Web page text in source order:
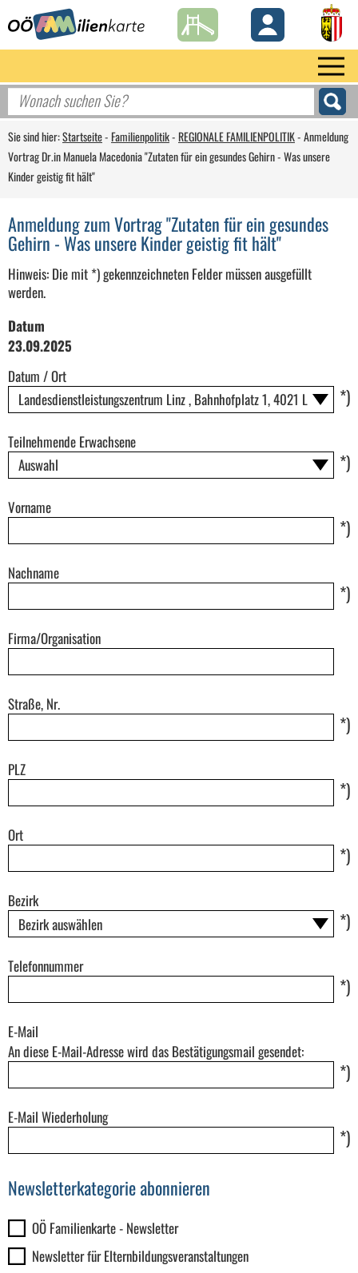
Sie sind hier:Startseite-Familienpolitik-REGIONALE FAMILIENPOLITIK-Anmeldung
Vortrag Dr.in Manuela Macedonia "Zutaten für ein gesundes Gehirn - Was unsere
Kinder geistig fit hält"
Anmeldung zum Vortrag "Zutaten für ein gesundes
Gehirn - Was unsere Kinder geistig fit hält"
Hinweis: Die mit *) gekennzeichneten Felder müssen ausgefüllt
werden.
Datum
23.09.2025
Datum / Ort
*)
Teilnehmende Erwachsene
*)
Vorname
*)
Nachname
*)
Firma/Organisation
Straße, Nr.
*)
PLZ
*)
Ort
*)
Bezirk
*)
Telefonnummer
*)
E-Mail
An diese E-Mail-Adresse wird das Bestätigungsmail gesendet:
*)
E-Mail Wiederholung
*)
Newsletterkategorie abonnieren
OÖ Familienkarte - Newsletter
Newsletter für Elternbildungsveranstaltungen